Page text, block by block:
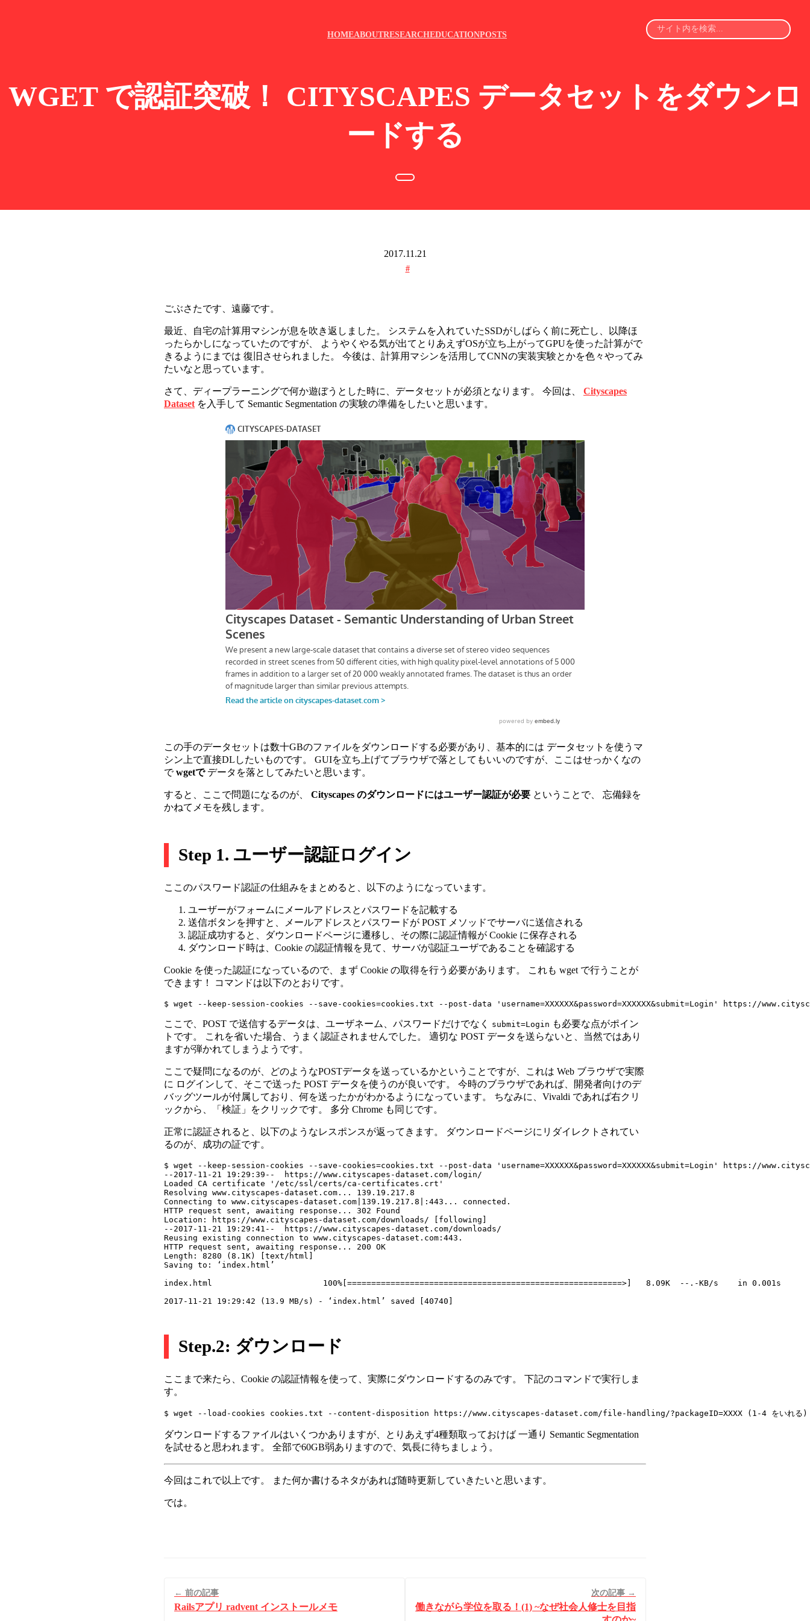
HOMEABOUTRESEARCHEDUCATIONPOSTS
WGET で認証突破！ CITYSCAPES データセットをダウンロ
ードする
2017.11.21
#
ごぶさたです、遠藤です。
最近、自宅の計算用マシンが息を吹き返しました。 システムを入れていたSSDがしばらく前に死亡し、以降ほ
ったらかしになっていたのですが、 ようやくやる気が出てとりあえずOSが立ち上がってGPUを使った計算がで
きるようにまでは 復旧させられました。 今後は、計算用マシンを活用してCNNの実装実験とかを色々やってみ
たいなと思っています。
さて、ディープラーニングで何か遊ぼうとした時に、データセットが必須となります。 今回は、 Cityscapes
Dataset を入手して Semantic Segmentation の実験の準備をしたいと思います。
この手のデータセットは数十GBのファイルをダウンロードする必要があり、基本的には データセットを使うマ
シン上で直接DLしたいものです。 GUIを立ち上げてブラウザで落としてもいいのですが、ここはせっかくなの
でwgetでデータを落としてみたいと思います。
すると、ここで問題になるのが、 Cityscapes のダウンロードにはユーザー認証が必要 ということで、 忘備録を
かねてメモを残します。
Step 1. ユーザー認証ログイン
ここのパスワード認証の仕組みをまとめると、以下のようになっています。
ユーザーがフォームにメールアドレスとパスワードを記載する
送信ボタンを押すと、メールアドレスとパスワードが POST メソッドでサーバに送信される
認証成功すると、ダウンロードページに遷移し、その際に認証情報が Cookie に保存される
ダウンロード時は、Cookie の認証情報を見て、サーバが認証ユーザであることを確認する
Cookie を使った認証になっているので、まず Cookie の取得を行う必要があります。 これも wget で行うことが
できます！ コマンドは以下のとおりです。
ここで、POST で送信するデータは、ユーザネーム、パスワードだけでなく submit=Login も必要な点がポイン
トです。 これを省いた場合、うまく認証されませんでした。 適切な POST データを送らないと、当然ではあり
ますが弾かれてしまうようです。
ここで疑問になるのが、どのようなPOSTデータを送っているかということですが、これは Web ブラウザで実際
に ログインして、そこで送った POST データを使うのが良いです。 今時のブラウザであれば、開発者向けのデ
バッグツールが付属しており、何を送ったかがわかるようになっています。 ちなみに、Vivaldi であれば右クリ
ックから、「検証」をクリックです。 多分 Chrome も同じです。
正常に認証されると、以下のようなレスポンスが返ってきます。 ダウンロードページにリダイレクトされてい
るのが、成功の証です。
$ wget --keep-session-cookies --save-cookies=cookies.txt --post-data 'username=XXXXXX&password=XXXXXX&submit=Login' https://
--2017-11-21 19:29:39--  https://www.cityscapes-dataset.com/login/
Loaded CA certificate '/etc/ssl/certs/ca-certificates.crt'
Resolving www.cityscapes-dataset.com... 139.19.217.8
Connecting to www.cityscapes-dataset.com|139.19.217.8|:443... connected.
HTTP request sent, awaiting response... 302 Found
Location: https://www.cityscapes-dataset.com/downloads/ [following]
--2017-11-21 19:29:41--  https://www.cityscapes-dataset.com/downloads/
Reusing existing connection to www.cityscapes-dataset.com:443.
HTTP request sent, awaiting response... 200 OK
Length: 8280 (8.1K) [text/html]
Saving to: ‘index.html’
index.html                       100%[=========================================================>]   8.09K  --.-KB/s    in 0.001s
Step.2: ダウンロード
ここまで来たら、Cookie の認証情報を使って、実際にダウンロードするのみです。 下記のコマンドで実行しま
す。
ダウンロードするファイルはいくつかありますが、とりあえず4種類取っておけば 一通り Semantic Segmentation
を試せると思われます。 全部で60GB弱ありますので、気長に待ちましょう。
今回はこれで以上です。 また何か書けるネタがあれば随時更新していきたいと思います。
では。
← 前の記事
Railsアプリ radvent インストールメモ
次の記事 →
働きながら学位を取る！(1) ~なぜ社会人修士を目指